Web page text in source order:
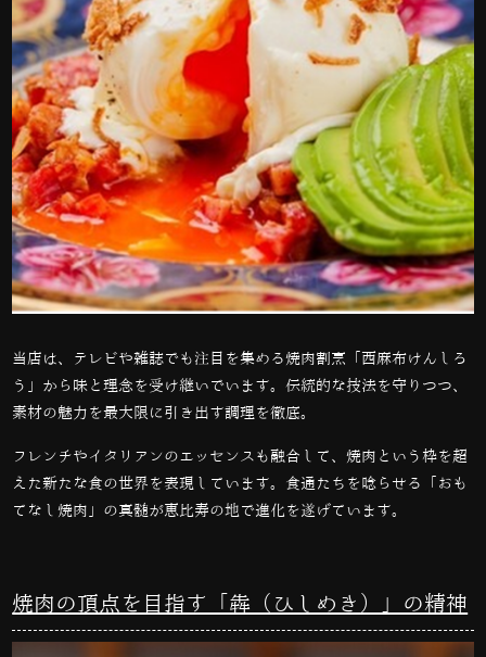
当店は、テレビや雑誌でも注目を集める焼肉割烹「西麻布けんしろ
う」から味と理念を受け継いでいます。伝統的な技法を守りつつ、
素材の魅力を最大限に引き出す調理を徹底。
フレンチやイタリアンのエッセンスも融合して、焼肉という枠を超
えた新たな食の世界を表現しています。食通たちを唸らせる「おも
てなし焼肉」の真髄が恵比寿の地で進化を遂げています。
焼肉の頂点を目指す「犇（ひしめき）」の精神